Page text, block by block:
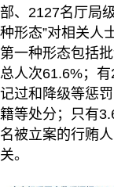
部、2127名厅局
种形态”对相关人
第一种形态包括
总人次61.6%；有
记过和降级等惩
籍等处分；只有
名被立案的行贿
关。